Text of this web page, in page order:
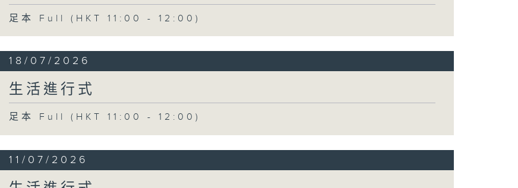
足本 Full (HKT 11:00 - 12:00)
18/07/2026
生活進行式
足本 Full (HKT 11:00 - 12:00)
11/07/2026